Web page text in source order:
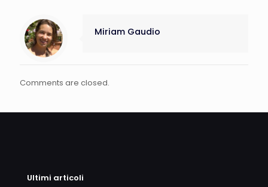
Miriam Gaudio
Comments are closed.
Ultimi articoli